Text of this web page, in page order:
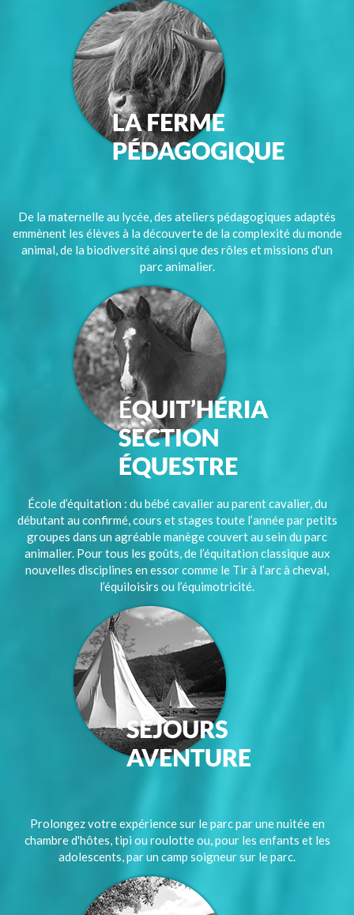
De la maternelle au lycée, des ateliers pédagogiques adaptés
emmènent les élèves à la découverte de la complexité du monde
animal, de la biodiversité ainsi que des rôles et missions d'un
parc animalier.
École d’équitation : du bébé cavalier au parent cavalier, du
débutant au confirmé, cours et stages toute l’année par petits
groupes dans un agréable manège couvert au sein du parc
animalier. Pour tous les goûts, de l’équitation classique aux
nouvelles disciplines en essor comme le Tir à l’arc à cheval,
l’équiloisirs ou l’équimotricité.
Prolongez votre expérience sur le parc par une nuitée en
chambre d'hôtes, tipi ou roulotte ou, pour les enfants et les
adolescents, par un camp soigneur sur le parc.